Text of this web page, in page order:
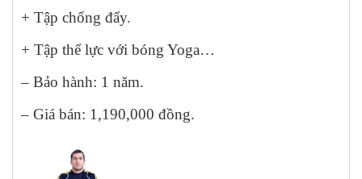
+ Tập chống đẩy.
+ Tập thể lực với bóng Yoga…
– Bảo hành: 1 năm.
– Giá bán: 1,190,000 đồng.